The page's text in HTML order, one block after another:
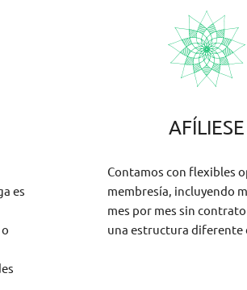
es
AFÍLIESE
Contamos con flexibles
membresía, incluyendo
mes por mes sin
una estructura diferente